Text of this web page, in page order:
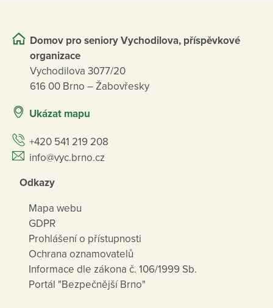
Domov pro seniory Vychodilova, příspěvkové
organizace
Vychodilova 3077/20
616 00 Brno – Žabovřesky
Ukázat mapu
+420 541 219 208
info@vyc.brno.cz
Odkazy
Mapa webu
GDPR
Prohlášení o přístupnosti
Ochrana oznamovatelů
Informace dle zákona č. 106/1999 Sb.
Portál "Bezpečnější Brno"